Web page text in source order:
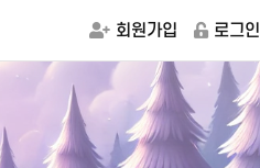
회원가입 로그인